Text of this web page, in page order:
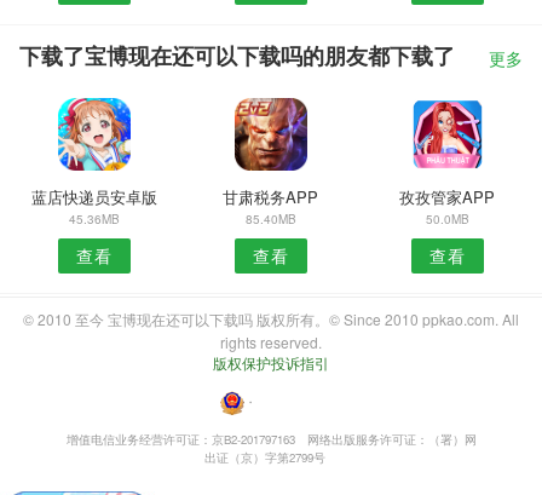
下载了宝博现在还可以下载吗的朋友都下载了 更多
蓝店快递员安卓版
45.36MB
查看
甘肃税务APP
85.40MB
查看
孜孜管家APP
50.0MB
查看
© 2010 至今 宝博现在还可以下载吗 版权所有。© Since 2010 ppkao.com. All
rights reserved.
版权保护投诉指引
・
增值电信业务经营许可证：京B2-201797163
网络出版服务许可证：（署）网
出证（京）字第2799号